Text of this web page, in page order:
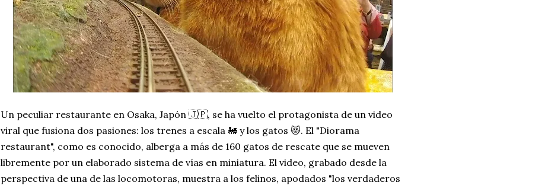
Un peculiar restaurante en Osaka, Japón 🇯🇵, se ha vuelto el protagonista de un video
viral que fusiona dos pasiones: los trenes a escala 🚂 y los gatos 😻. El "Diorama
restaurant", como es conocido, alberga a más de 160 gatos de rescate que se mueven
libremente por un elaborado sistema de vías en miniatura. El video, grabado desde la
perspectiva de una de las locomotoras, muestra a los felinos, apodados "los verdaderos